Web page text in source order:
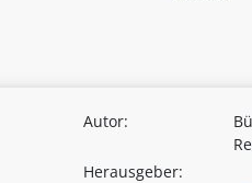
Autor:
Herausgeber: